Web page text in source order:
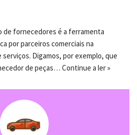
de fornecedores é a ferramenta
por parceiros comerciais na
Digamos, por exemplo, que
de peças… Continue a ler »